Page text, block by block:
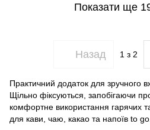
Показати ще
Назад 1з 2
Практичний додаток для зручного
Щільно фіксуються, запобігаючи
комфортне використання гарячих
для кави, чаю, какао та напоїв to